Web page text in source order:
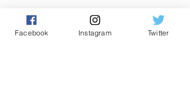
Facebook Instagram Twitter